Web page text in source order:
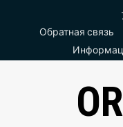
содержимому
Обратная связь